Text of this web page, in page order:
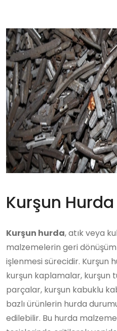
Kurşun
Kurşun hurda, atık veya
malzemelerin geri
işlenmesi sürecidir. Kurşun
kurşun kaplamalar, kurşun
parçalar, kurşun kabuklu
bazlı ürünlerin hurda
edilebilir. Bu hurda